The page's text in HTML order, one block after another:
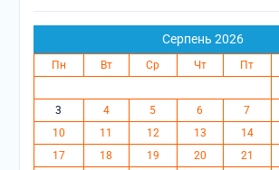
Серпень 2026
Пн Вт Ср Чт Пт
3
4 5 6 7
10
11 12 13 14
17
18 19 20 21